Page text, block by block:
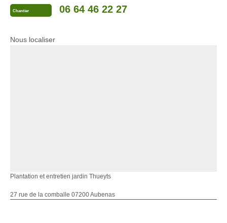
Chantier 06 64 46 22 27
Nous localiser
Plantation et entretien jardin Thueyts
27 rue de la comballe 07200 Aubenas